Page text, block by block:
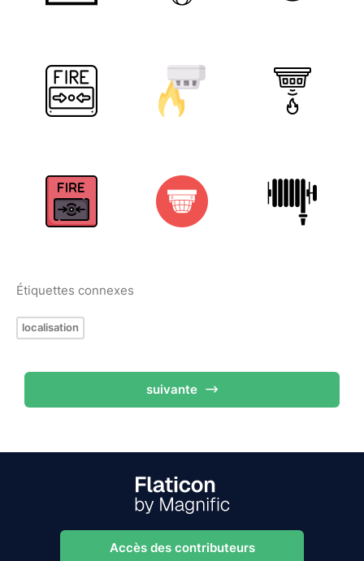
Étiquettes connexes
localisation
suivante
Accès des contributeurs